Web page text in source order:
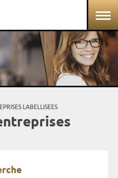
LABELLISEES